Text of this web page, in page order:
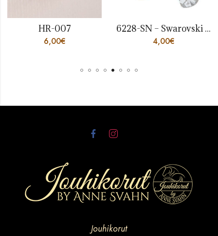
HR-007
6,00€
6228-SN – Swarovski Crystal Hearts Silver Night
4,00€
Jouhikorut